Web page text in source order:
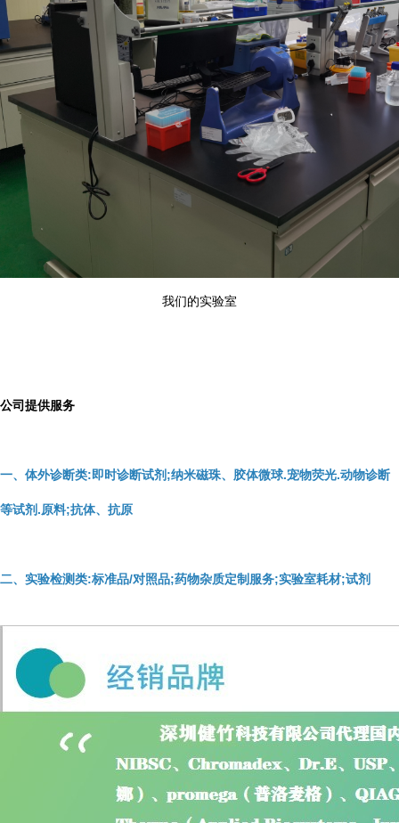
我们的实验室
公司提供服务
一、体外诊断类:即时诊断试剂;纳米磁珠、胶体微球.宠物荧光.动物诊断
等试剂.原料;抗体、抗原
二、实验检测类:标准品/对照品;药物杂质定制服务;实验室耗材;试剂